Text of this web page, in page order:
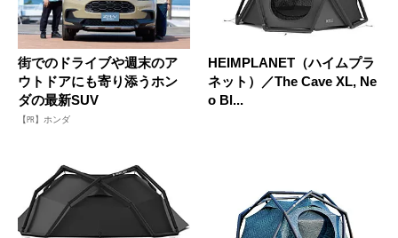
街でのドライブや週末のア
ウトドアにも寄り添うホン
ダの最新SUV
【PR】ホンダ
HEIMPLANET（ハイムプラ
ネット）／The Cave XL, Ne
o Bl...